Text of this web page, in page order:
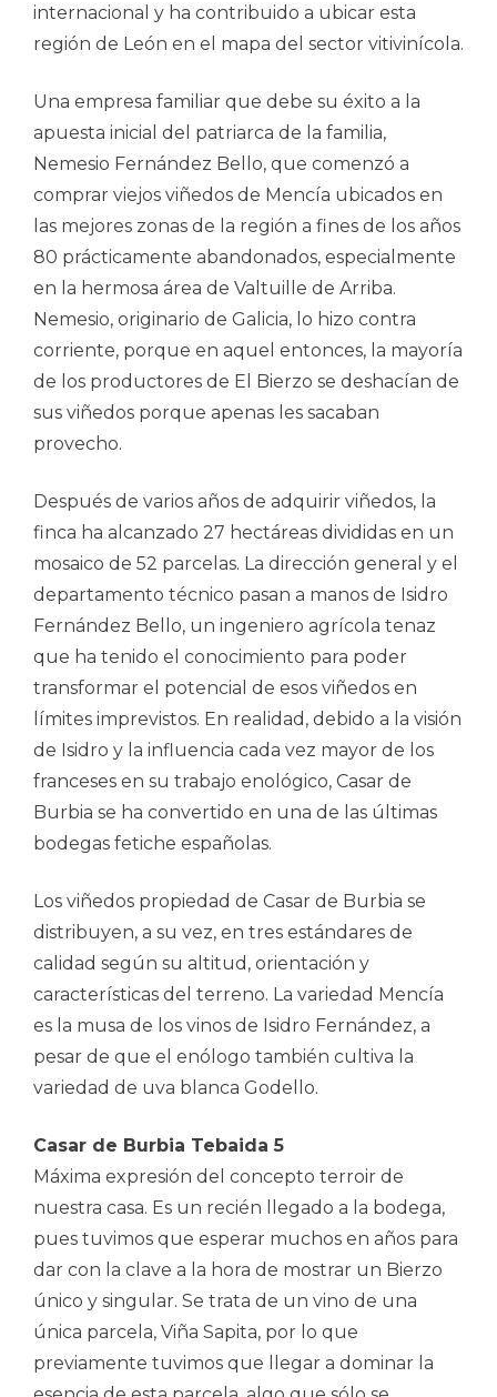
internacional y ha contribuido a ubicar esta
región de León en el mapa del sector vitivinícola.
Una empresa familiar que debe su éxito a la
apuesta inicial del patriarca de la familia,
Nemesio Fernández Bello, que comenzó a
comprar viejos viñedos de Mencía ubicados en
las mejores zonas de la región a fines de los años
80 prácticamente abandonados, especialmente
en la hermosa área de Valtuille de Arriba.
Nemesio, originario de Galicia, lo hizo contra
corriente, porque en aquel entonces, la mayoría
de los productores de El Bierzo se deshacían de
sus viñedos porque apenas les sacaban
provecho.
Después de varios años de adquirir viñedos, la
finca ha alcanzado 27 hectáreas divididas en un
mosaico de 52 parcelas. La dirección general y el
departamento técnico pasan a manos de Isidro
Fernández Bello, un ingeniero agrícola tenaz
que ha tenido el conocimiento para poder
transformar el potencial de esos viñedos en
límites imprevistos. En realidad, debido a la visión
de Isidro y la influencia cada vez mayor de los
franceses en su trabajo enológico, Casar de
Burbia se ha convertido en una de las últimas
bodegas fetiche españolas.
Los viñedos propiedad de Casar de Burbia se
distribuyen, a su vez, en tres estándares de
calidad según su altitud, orientación y
características del terreno. La variedad Mencía
es la musa de los vinos de Isidro Fernández, a
pesar de que el enólogo también cultiva la
variedad de uva blanca Godello.
Casar de Burbia Tebaida 5
Máxima expresión del concepto terroir de
nuestra casa. Es un recién llegado a la bodega,
pues tuvimos que esperar muchos en años para
dar con la clave a la hora de mostrar un Bierzo
único y singular. Se trata de un vino de una
única parcela, Viña Sapita, por lo que
previamente tuvimos que llegar a dominar la